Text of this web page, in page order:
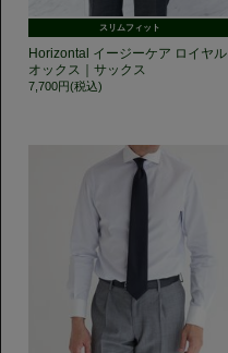
スリムフィット
Horizontal イージーケア ロイヤル
オックス｜サックス
7,700円(税込)